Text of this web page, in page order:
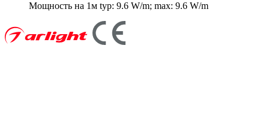
Мощность на 1м typ: 9.6 W/m; max: 9.6 W/m